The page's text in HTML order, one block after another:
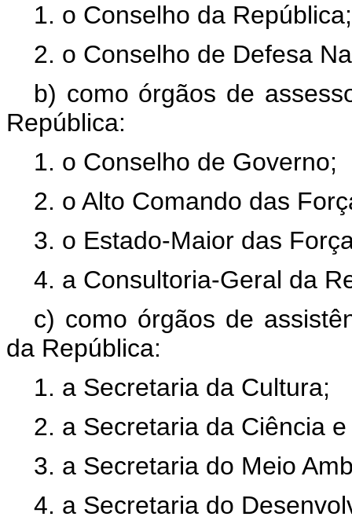
1. o Conselho da República;
2. o Conselho de Defesa
b) como órgãos de
República:
1. o Conselho de Governo;
2. o Alto Comando das
3. o Estado-Maior das
4. a Consultoria-Geral da
c) como órgãos de
da República:
1. a Secretaria da Cultura;
2. a Secretaria da Ciência
3. a Secretaria do Meio
4. a Secretaria do